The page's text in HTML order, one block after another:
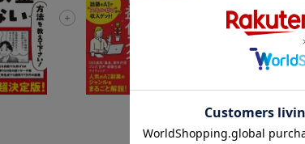
AIのド素
下さい！
木内 翔大
知識・才
門（